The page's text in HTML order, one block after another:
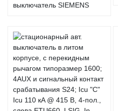
выключатель SIEMENS